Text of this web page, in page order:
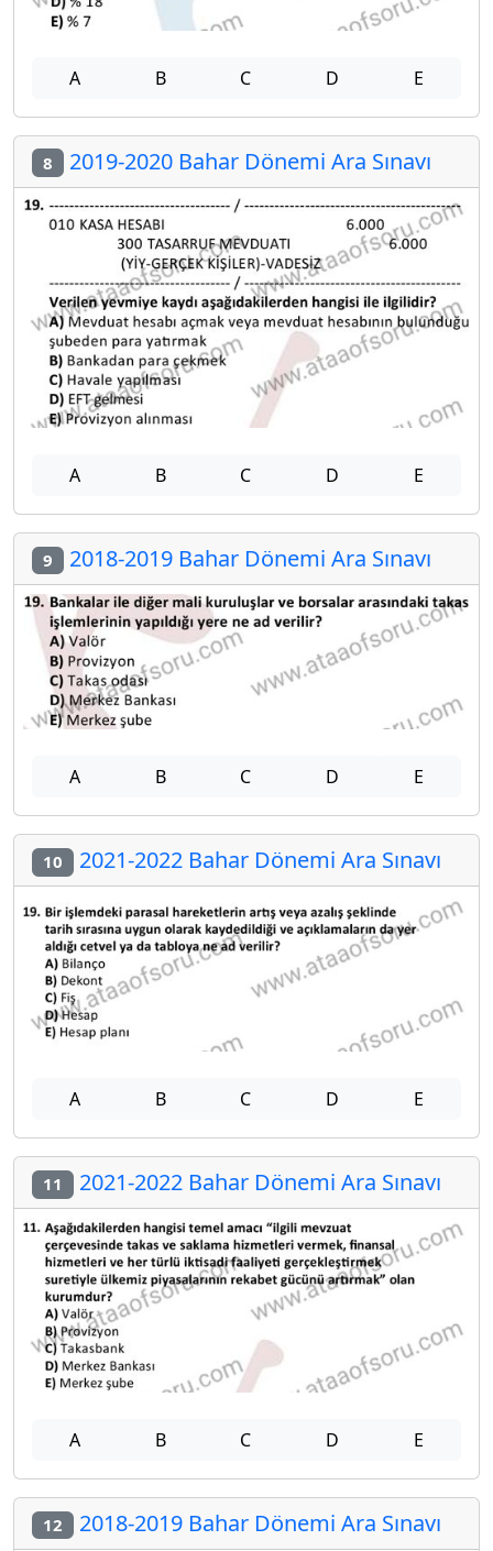
A B C D E
8 2019-2020 Bahar Dönemi Ara Sınavı
A B C D E
9 2018-2019 Bahar Dönemi Ara Sınavı
A B C D E
10 2021-2022 Bahar Dönemi Ara Sınavı
A B C D E
11 2021-2022 Bahar Dönemi Ara Sınavı
A B C D E
12 2018-2019 Bahar Dönemi Ara Sınavı